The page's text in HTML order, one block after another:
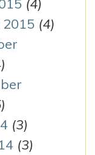
(4)
(4)
(3)
(3)